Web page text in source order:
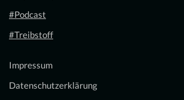
#Podcast
#Treibstoff
Impressum
Datenschutzerklärung